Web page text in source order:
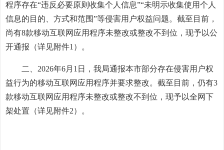
程序存在“违反必要原则收集个人信息”“未明示收集使用个人
信息的目的、方式和范围”等侵害用户权益问题。截至目前，
尚有8款移动互联网应用程序未整改或整改不到位，现予以公
开通报（详见附件1）。
二、2026年6月1日，我局通报本市部分存在侵害用户权
益行为的移动互联网应用程序并要求整改。截至目前，仍有3
款移动互联网应用程序未整改或整改不到位，现予以全网下
架处置（详见附件2）。